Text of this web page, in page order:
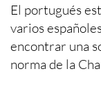
El portugués
varios
encontrar una
norma de la